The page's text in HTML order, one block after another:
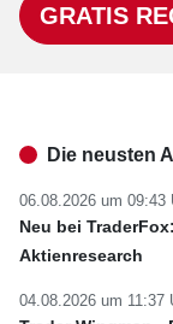
GRATIS
Die neusten
06.08.2026 um 09:43
Neu bei
Aktienresearch
04.08.2026 um 11:37